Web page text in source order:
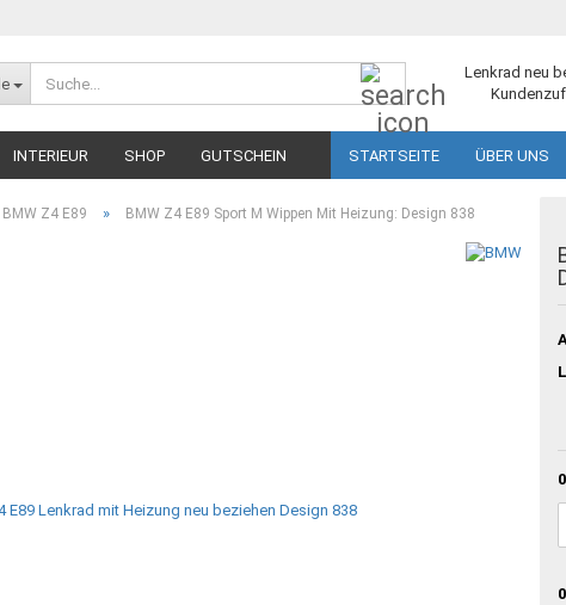
Lenkrad neu
INTERIEUR SHOP GUTSCHEIN STARTSEITE ÜBER UNS
BMW Z4 E89 » BMW Z4 E89 Sport M Wippen Mit Heizung: Design 838